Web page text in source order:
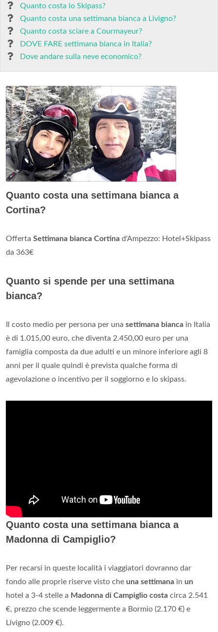
Quanto costa lo Skipass?
Quanto costa una settimana bianca a Livigno?
Quanto costa sciare a Courmayeur?
DOVE FARE settimana bianca in Italia?
Dove andare sulla neve economico?
Quanto costa una settimana bianca a
Cortina?
Offerta Settimana bianca Cortina d'Ampezzo: Hotel+Skipass
da 363€
Quanto si spende per una settimana
bianca?
Il costo medio per persona per una settimana bianca in Italia
è di 1.015,00 euro, che diventa 2.450,00 euro per una
famiglia composta da due adulti e un minore inferiore agli 8
anni per il quale quindi è prevista qualche forma di
agevolazione o incentivo per il soggiorno e lo skipass.
Quanto costa una settimana bianca a
Madonna di Campiglio?
Per recarsi in queste località i viaggiatori dovranno dar
fondo alle proprie riserve visto che una settimana in un
hotel a 3-4 stelle a Madonna di Campiglio costa circa 2.541
€, prezzo che scende leggermente a Bormio (2.170 €) e
Livigno (2.009 €).